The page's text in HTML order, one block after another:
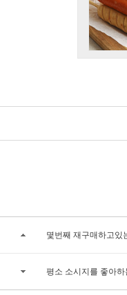
몇번째 재구매하고있
평소 소시지를 좋아